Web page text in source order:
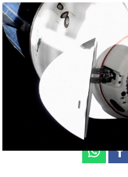
La nave Crew Dragon de
reubicación en la
Antena 3 Noticias
Publicado: 05 de abril de